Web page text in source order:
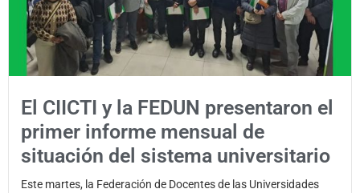
El CIICTI y la FEDUN presentaron el
primer informe mensual de
situación del sistema universitario
Este martes, la Federación de Docentes de las Universidades